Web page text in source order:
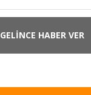
GELİNCE HABER VER